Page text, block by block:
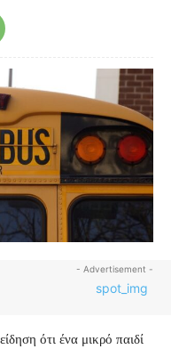
- Advertisement -
ότι ένα μικρό παιδί